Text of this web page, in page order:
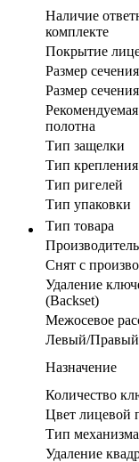
Наличие
комплекте
Покрытие
Размер
Размер
полотна
Тип защелки
Тип крепления
Тип ригелей
Тип упаковки
Тип товара
Производитель
Cнят с
Удаление
(Backset)
Межосевое
Левый/
Назначение
Количество
Цвет лицевой
Тип механизма
Удаление